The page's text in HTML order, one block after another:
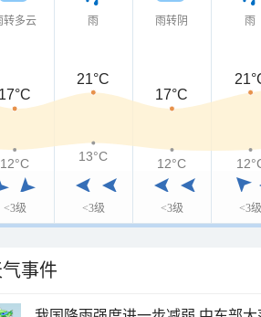
转多云
<3级
雨
<3级
雨转阴
<3级
雨
<3级
17°C
21°C
17°C
12°C 13°C 12°C
事件